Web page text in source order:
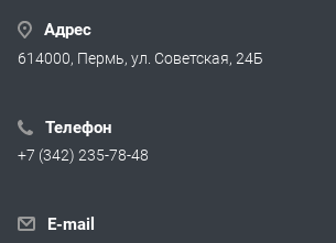
Адрес
614000, Пермь, ул. Советская, 24Б
Телефон
+7 (342) 235-78-48
E-mail